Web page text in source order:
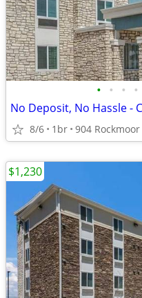
• • • •
No Deposit, No Hassle -
8/6 1br 904
$1,230